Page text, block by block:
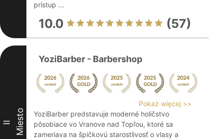
prístup ...
10.0 (57)
II Miesto
YoziBarber - Barbershop
Pokaż więcej >>
YoziBarber predstavuje moderné holičstvo
pôsobiace vo Vranove nad Topľou, ktoré sa
zameriava na špičkovú starostlivosť o vlasy a